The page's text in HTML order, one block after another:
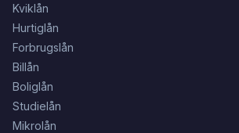
Kviklån
Hurtiglån
Forbrugslån
Billån
Boliglån
Studielån
Mikrolån